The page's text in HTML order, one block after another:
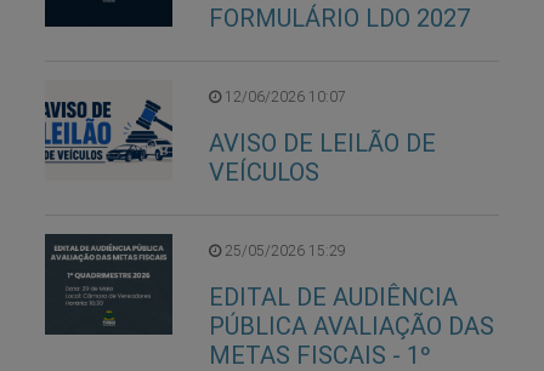
FORMULÁRIO LDO 2027
12/06/2026 10:07
AVISO DE LEILÃO DE
VEÍCULOS
25/05/2026 15:29
EDITAL DE AUDIÊNCIA
PÚBLICA AVALIAÇÃO DAS
METAS FISCAIS - 1º